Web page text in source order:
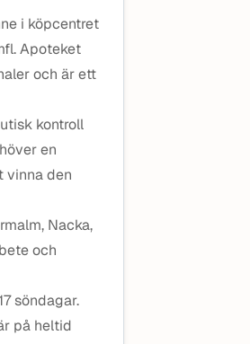
i köpcentret
Apoteket
och är ett
kontroll
en
vinna den
Nacka,
och
söndagar.
på heltid